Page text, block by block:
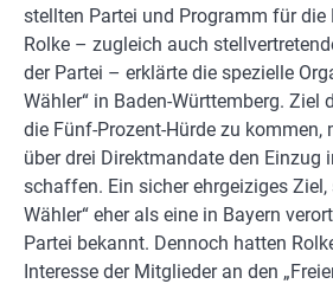
stellten Partei und Programm für die
Rolke – zugleich auch
der Partei – erklärte die spezielle
Wähler“ in Baden-Württemberg. Ziel
die Fünf-Prozent-Hürde zu kommen,
über drei Direktmandate den Einzug
schaffen. Ein sicher ehrgeiziges Ziel,
Wähler“ eher als eine in Bayern
Partei bekannt. Dennoch hatten
Interesse der Mitglieder an den